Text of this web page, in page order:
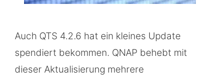
Auch QTS 4.2.6 hat ein kleines Update
spendiert bekommen. QNAP behebt mit
dieser Aktualisierung mehrere